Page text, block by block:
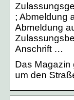
; Abmeldung
Abmeldung
Anschrift …
Das Magazin
um den